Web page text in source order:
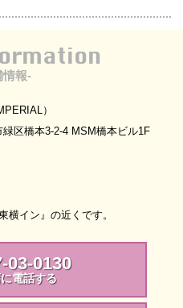
情報-
）
区橋本3-2-4 MSM橋本ビル1F
横イン』の近くです。
03-0130
電話する